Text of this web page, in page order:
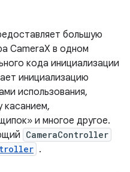
большую
CameraX в одном
кода инициализации
инициализацию
использования,
касанием,
и многое другое.
CameraController
.